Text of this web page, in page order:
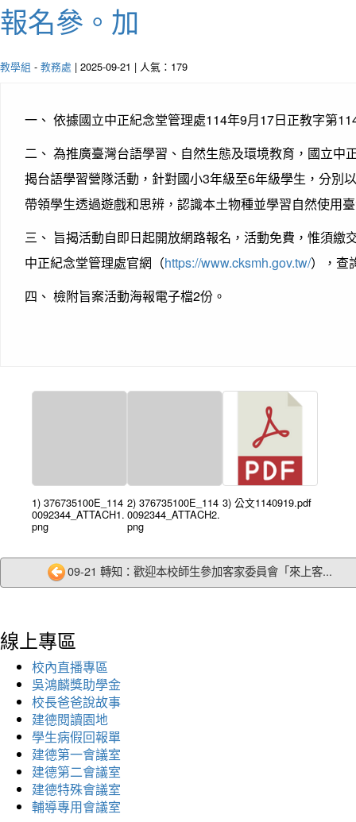
報名參。加
教學組 - 教務處 | 2025-09-21 | 人氣：179
一、 依據國立中正紀念堂管理處114年9月17日正教字第
二、 為推廣臺灣台語學習、自然生態及環境教育，國立
揭台語學習營隊活動，針對國小3年級至6年級學生，分別
帶領學生透過遊戲和思辨，認識本土物種並學習自然使用
三、 旨揭活動自即日起開放網路報名，活動免費，惟須
中正紀念堂管理處官網（https://www.cksmh.gov.tw/），查
四、 檢附旨案活動海報電子檔2份。
1) 376735100E_114
0092344_ATTACH1.
png
2) 376735100E_114
0092344_ATTACH2.
png
3) 公文1140919.pdf
09-21 轉知：歡迎本校師生參加客家委員會「來上客...
線上專區
校內直播專區
吳鴻麟獎助學金
校長爸爸說故事
建德閱讀園地
學生病假回報單
建德第一會議室
建德第二會議室
建德特殊會議室
輔導專用會議室